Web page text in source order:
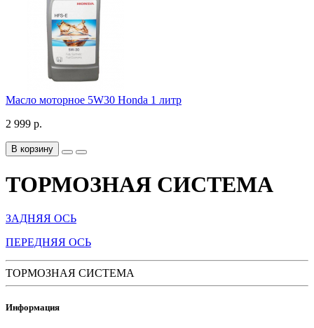
Масло моторное 5W30 Honda 1 литр
2 999 р.
В корзину
ТОРМОЗНАЯ СИСТЕМА
ЗАДНЯЯ ОСЬ
ПЕРЕДНЯЯ ОСЬ
ТОРМОЗНАЯ СИСТЕМА
Информация